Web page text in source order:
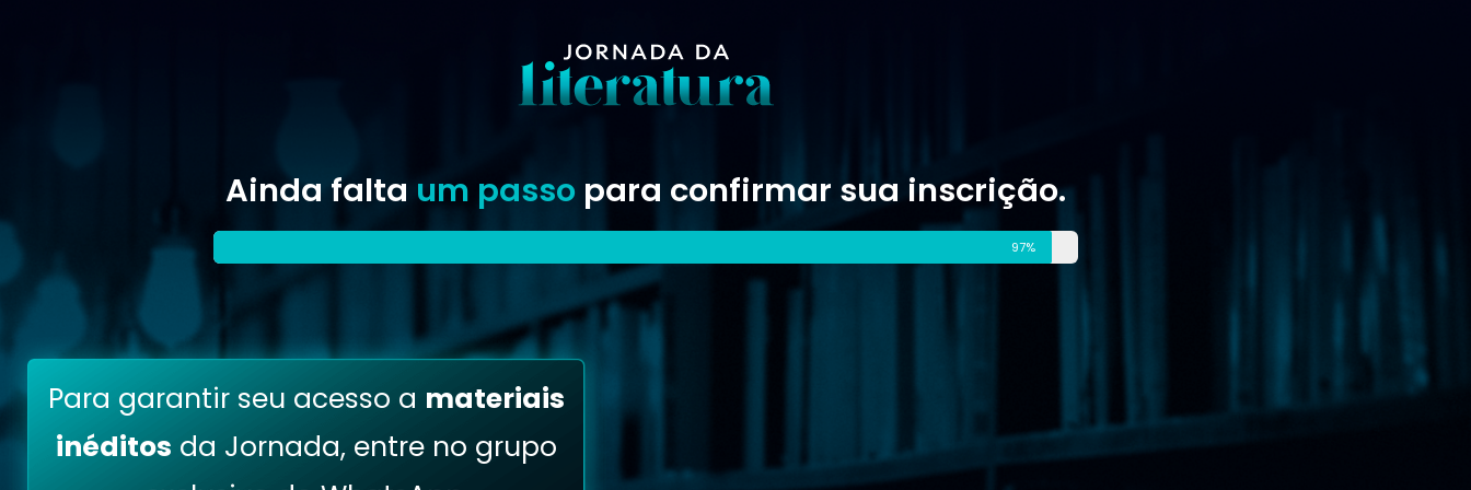
Ainda falta um passo para confirmar sua inscrição.
97%
Para garantir seu acesso a materiais
inéditos da Jornada, entre no grupo